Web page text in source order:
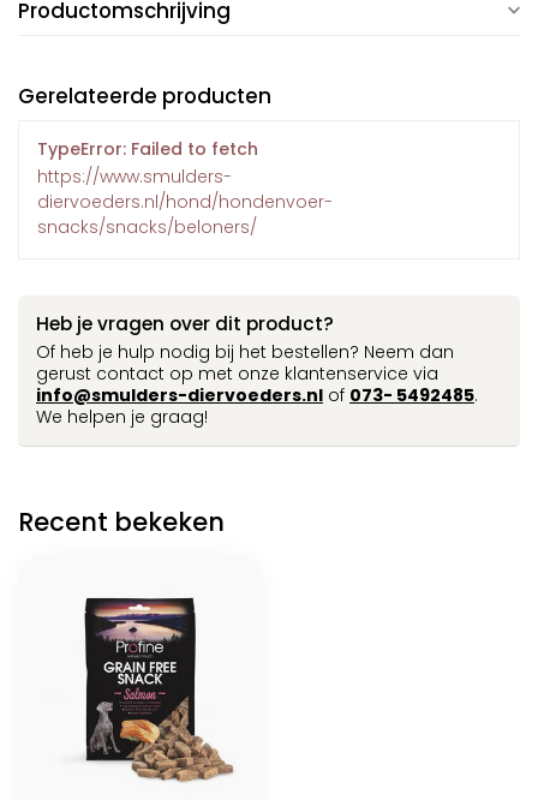
Productomschrijving
Gerelateerde producten
TypeError: Failed to fetch
https://www.smulders-
diervoeders.nl/hond/hondenvoer-
snacks/snacks/beloners/
Heb je vragen over dit product?
Of heb je hulp nodig bij het bestellen? Neem dan
gerust contact op met onze klantenservice via
info@smulders-diervoeders.nl of 073- 5492485.
We helpen je graag!
Recent bekeken